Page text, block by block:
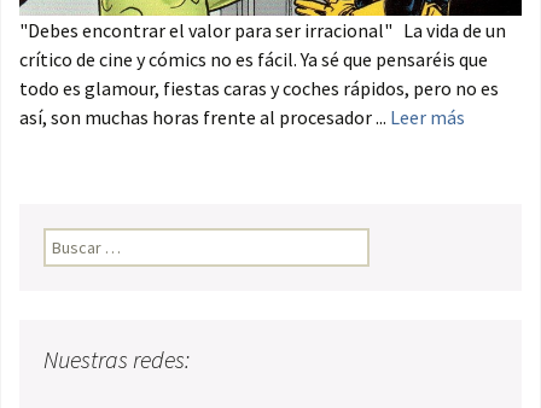
"Debes encontrar el valor para ser irracional" La vida de un
crítico de cine y cómics no es fácil. Ya sé que pensaréis que
todo es glamour, fiestas caras y coches rápidos, pero no es
así, son muchas horas frente al procesador ... Leer más
Buscar:
Nuestras redes: